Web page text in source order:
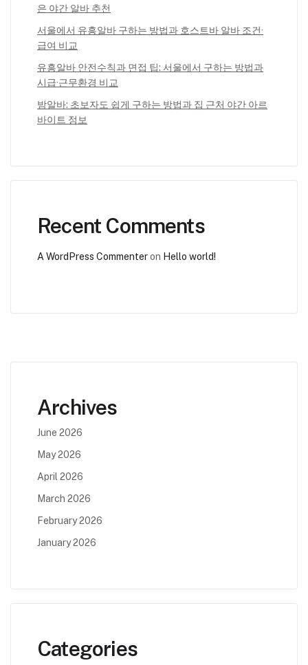
은 야간 알바 추천
서울에서 유흥알바 구하는 방법과 호스트바 알바 조건·
급여 비교
유흥알바 안전수칙과 면접 팁: 서울에서 구하는 방법과
시급·근무환경 비교
밤알바: 초보자도 쉽게 구하는 방법과 집 근처 야간 아르
바이트 정보
Recent Comments
A WordPress Commenteron Hello world!
Archives
June 2026
May 2026
April 2026
March 2026
February 2026
January 2026
Categories